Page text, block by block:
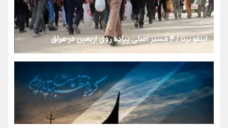
شکستگیِ بزرگ؛ روایتِ یک استخوان، یک نسل، یک توهم!
رسانه ملی و حق مردم برای شنیدن صدای رئیس‌جمهوری
روایت ایران از کنار مردم
اینفو برنا / ۴ مسیر اصلی پیاده روی اربعین در عراق